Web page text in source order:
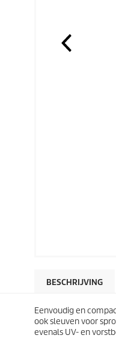
BESCHRIJVING
Eenvoudig en
ook sleuven voor
evenals UV- en